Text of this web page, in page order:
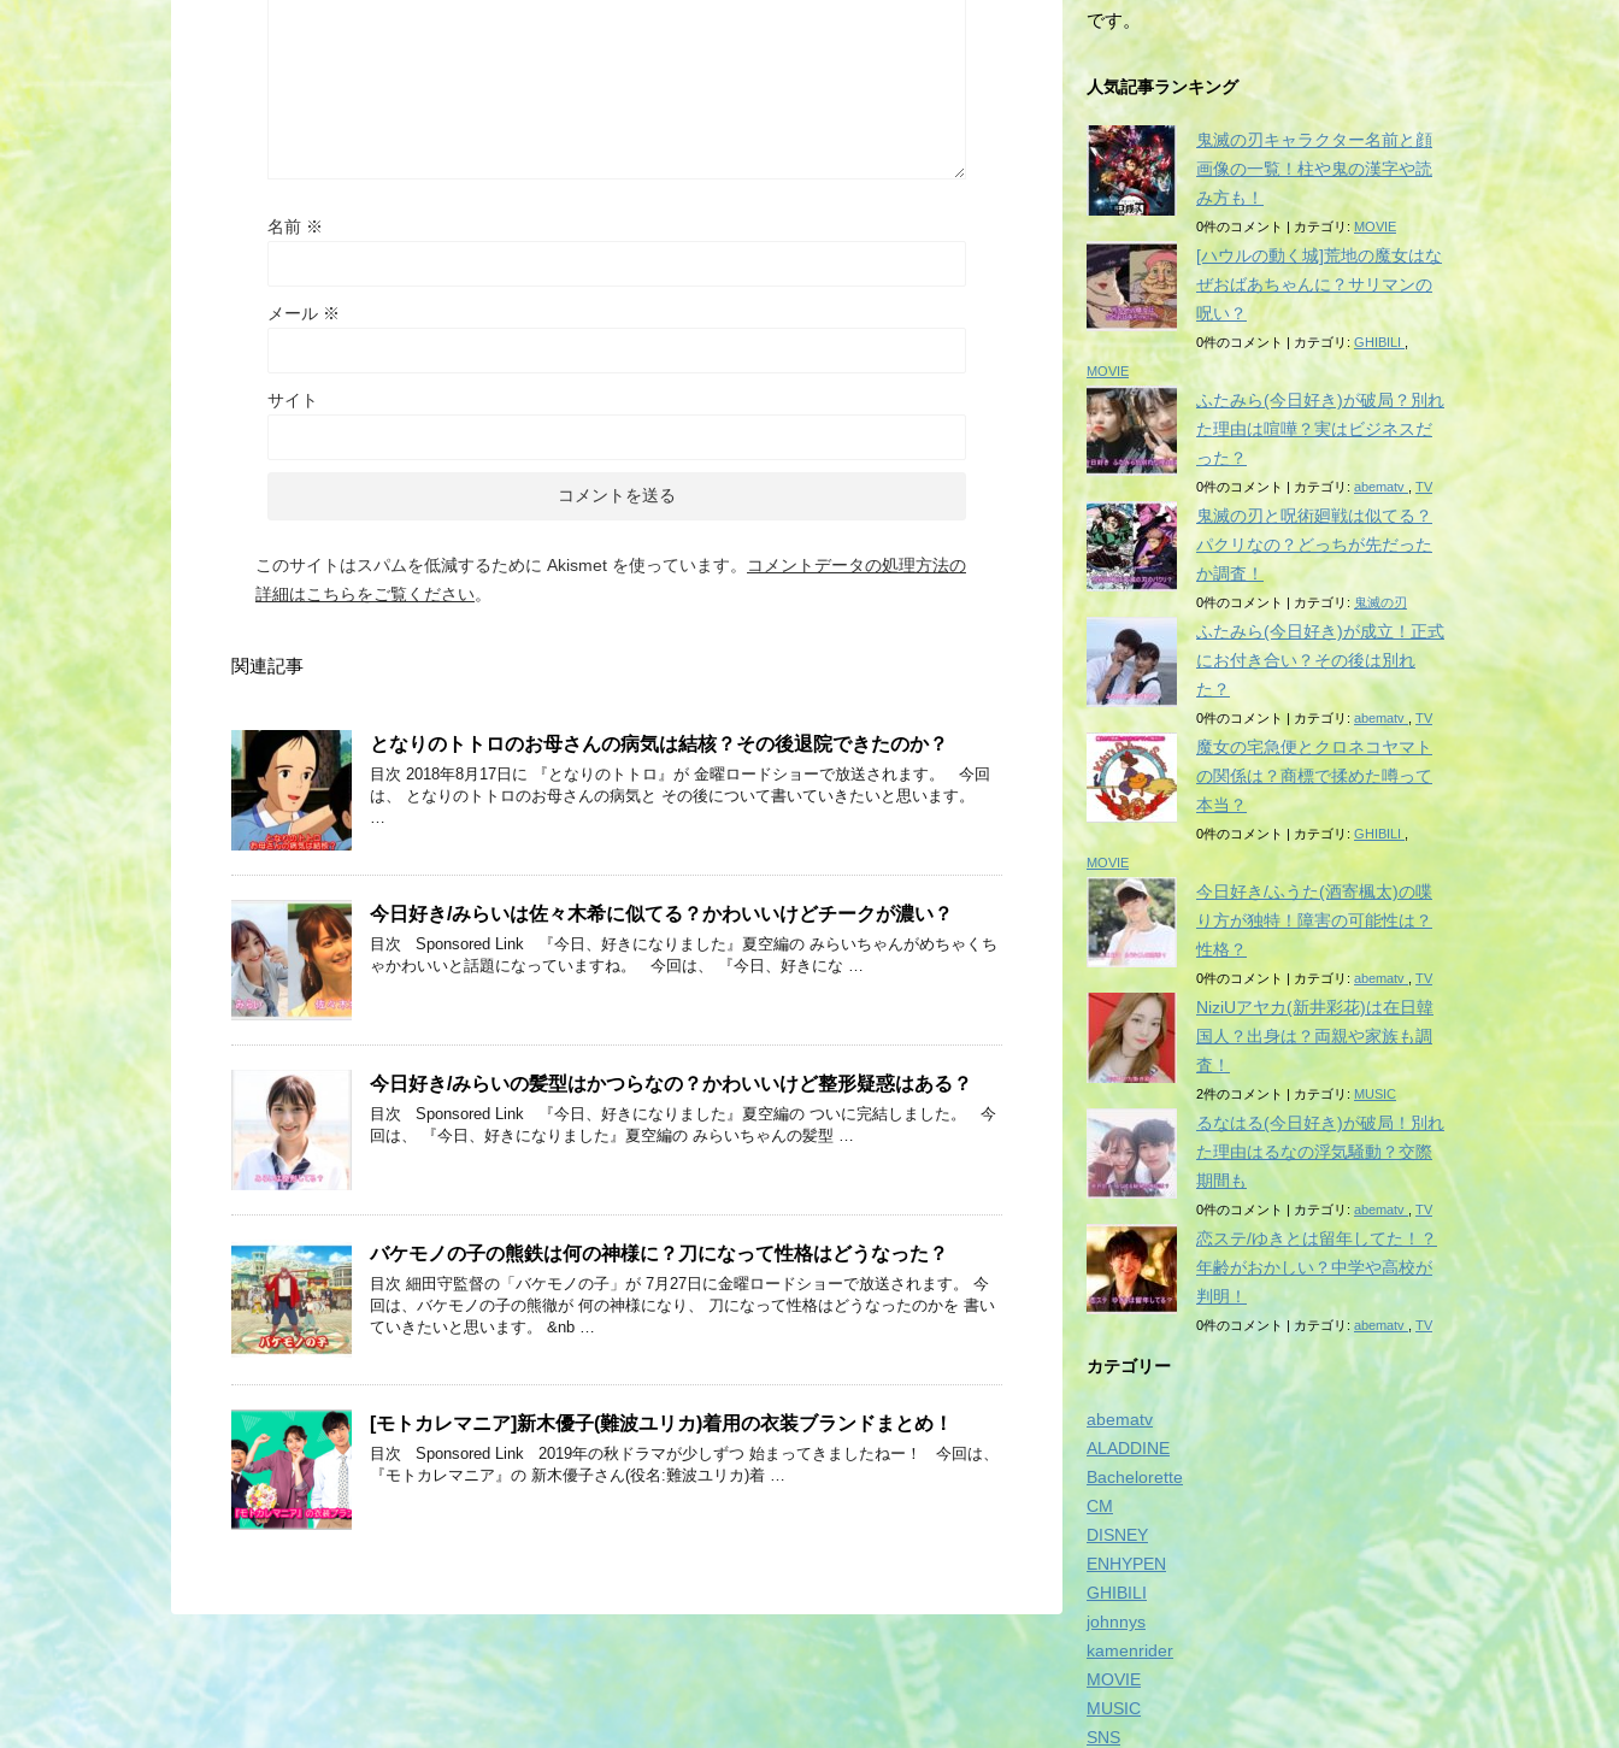
名前 ※
メール ※
サイト
このサイトはスパムを低減するために Akismet を使っています。
コメントデータの処理方法の
詳細はこちらをご覧ください。
関連記事
となりのトトロのお母さんの病気は結核？その後退院できたのか？
目次 2018年8月17日に 『となりのトトロ』が 金曜ロードショーで放送されます。 今回
は、 となりのトトロのお母さんの病気と その後について書いていきたいと思います。
…
今日好き/みらいは佐々木希に似てる？かわいいけどチークが濃い？
目次 Sponsored Link 『今日、好きになりました』夏空編の みらいちゃんがめちゃくち
ゃかわいいと話題になっていますね。 今回は、 『今日、好きにな …
今日好き/みらいの髪型はかつらなの？かわいいけど整形疑惑はある？
目次 Sponsored Link 『今日、好きになりました』夏空編の ついに完結しました。 今
回は、 『今日、好きになりました』夏空編の みらいちゃんの髪型 …
バケモノの子の熊鉄は何の神様に？刀になって性格はどうなった？
目次 細田守監督の「バケモノの子」が 7月27日に金曜ロードショーで放送されます。 今
回は、バケモノの子の熊徹が 何の神様になり、 刀になって性格はどうなったのかを 書い
ていきたいと思います。 &nb …
[モトカレマニア]新木優子(難波ユリカ)着用の衣装ブランドまとめ！
目次 Sponsored Link 2019年の秋ドラマが少しずつ 始まってきましたねー！ 今回は、
『モトカレマニア』の 新木優子さん(役名:難波ユリカ)着 …
です。
人気記事ランキング
鬼滅の刃キャラクター名前と顔
画像の一覧！柱や鬼の漢字や読
み方も！
0件のコメント |カテゴリ: MOVIE
[ハウルの動く城]荒地の魔女はな
ぜおばあちゃんに？サリマンの
呪い？
0件のコメント| カテゴリ:GHIBILI
MOVIE
ふたみら(今日好き)が破局？別れ
た理由は喧嘩？実はビジネスだ
った？
0件のコメント | カテゴリ: abematv TV
鬼滅の刃と呪術廻戦は似てる？
パクリなの？どっちが先だった
か調査！
0件のコメント | カテゴリ: 鬼滅の刃
ふたみら(今日好き)が成立！正式
にお付き合い？その後は別れ
た？
0件のコメント | カテゴリ: abematv TV
魔女の宅急便とクロネコヤマト
の関係は？商標で揉めた噂って
本当？
0件のコメント | カテゴリ: GHIBILI
MOVIE
今日好き/ふうた(酒寄楓太)の喋
り方が独特！障害の可能性は？
性格？
0件のコメント | カテゴリ:abematv TV
NiziUアヤカ(新井彩花)は在日韓
国人？出身は？両親や家族も調
査！
2件のコメント | カテゴリ: MUSIC
るなはる(今日好き)が破局！別れ
た理由はるなの浮気騒動？交際
期間も
0件のコメント | カテゴリ: abematv TV
恋ステ/ゆきとは留年してた！？
年齢がおかしい？中学や高校が
判明！
0件のコメント | カテゴリ: abematv TV
カテゴリー
abematv
ALADDINE
Bachelorette
CM
DISNEY
ENHYPEN
GHIBILI
johnnys
kamenrider
MOVIE
MUSIC
SNS